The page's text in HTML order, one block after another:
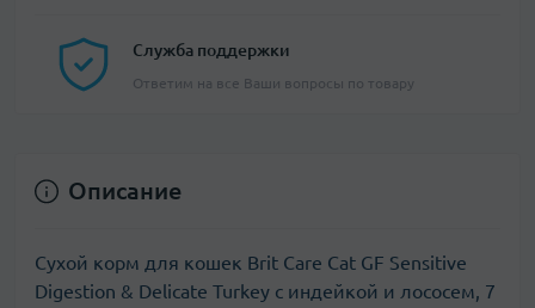
Служба поддержки
Ответим на все Ваши вопросы по товару
Описание
Сухой корм для кошек Brit Care Cat GF Sensitive
Digestion & Delicate Turkey с индейкой и лососем, 7